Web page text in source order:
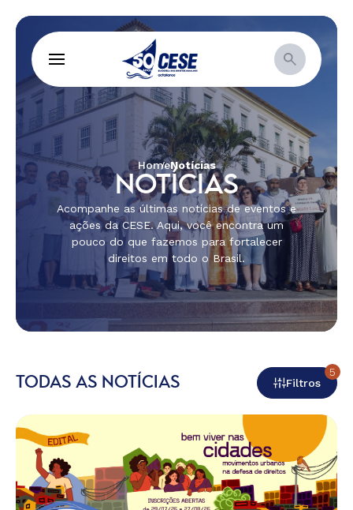
HomeNotícias
NOTÍCIAS
Acompanhe as últimas notícias de eventos e
ações da CESE. Aqui, você encontra um
pouco do que fazemos para fortalecer
direitos em todo o Brasil.
TODAS AS NOTÍCIAS Filtros
5